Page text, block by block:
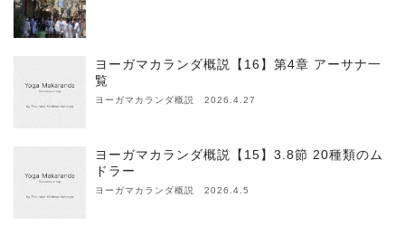
ヨーガマカランダ概説【16】第4章 アーサナ一
覧
ヨーガマカランダ概説 2026.4.27
ヨーガマカランダ概説【15】3.8節 20種類のム
ドラー
ヨーガマカランダ概説 2026.4.5